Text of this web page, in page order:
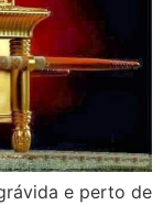
e perto de